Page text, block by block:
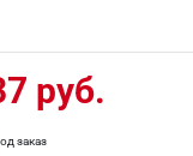
руб.
заказ